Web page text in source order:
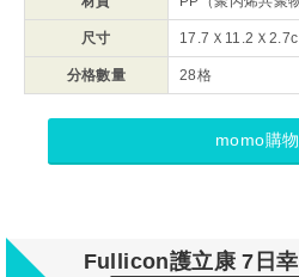
尺寸 17.7Ｘ11.2Ｘ
分格數量 28格
momo購
Fullicon護立康 7日